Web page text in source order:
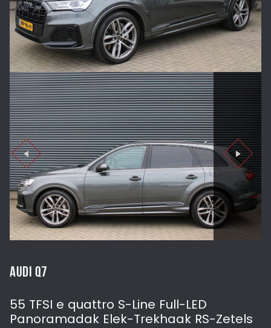
AUDI Q7
55 TFSI e quattro S-Line Full-LED
Panoramadak Elek-Trekhaak RS-Zetels